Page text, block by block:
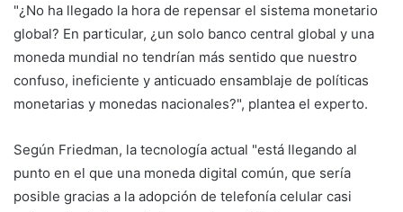
"¿No ha llegado la hora de repensar el sistema monetario
global? En particular, ¿un solo banco central global y una
moneda mundial no tendrían más sentido que nuestro
confuso, ineficiente y anticuado ensamblaje de políticas
monetarias y monedas nacionales?", plantea el experto.
Según Friedman, la tecnología actual "está llegando al
punto en el que una moneda digital común, que sería
posible gracias a la adopción de telefonía celular casi